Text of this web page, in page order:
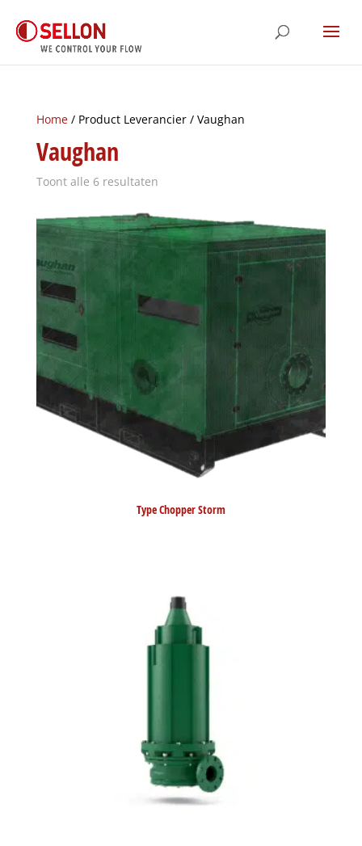
Home/ Product Leverancier / Vaughan
Vaughan
Toont alle 6 resultaten
Type Chopper Storm